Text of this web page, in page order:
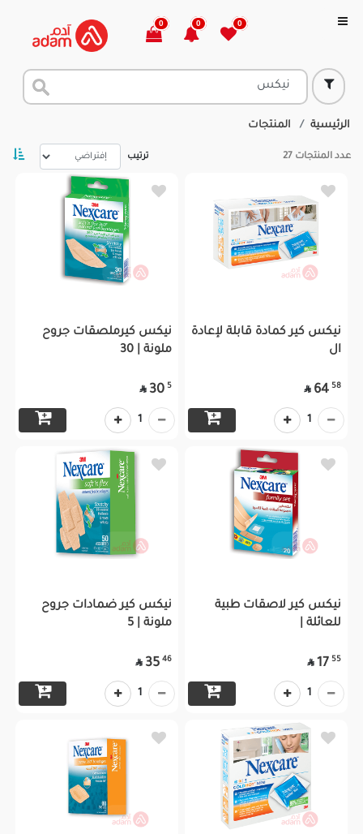
0
0
0
الرئيسية المنتجات
عدد المنتجات 27 ترتيب
نيكس كير كمادة قابلة لإعادة
ال
58
64

1
نيكس كيرملصقات جروح
ملونة | 30
5
30

1
نيكس كير لاصقات طبية
للعائلة |
55
17

1
نيكس كير ضمادات جروح
ملونة | 5
46
35

1